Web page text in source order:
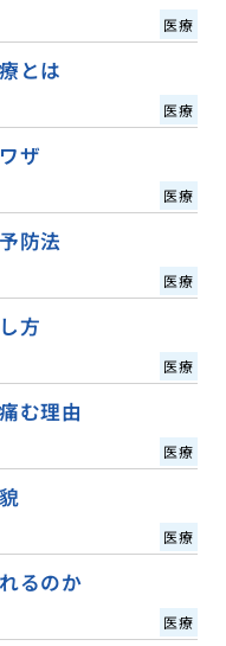
医療
とは
医療
ザ
医療
防法
医療
方
医療
む理由
医療
医療
るのか
医療